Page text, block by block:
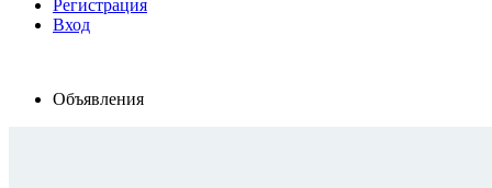
Регистрация
Вход
Объявления